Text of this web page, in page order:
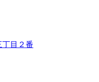
丁目２番